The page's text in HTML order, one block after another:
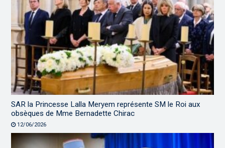
SAR la Princesse Lalla Meryem représente SM le Roi aux
obsèques de Mme Bernadette Chirac
12/06/2026